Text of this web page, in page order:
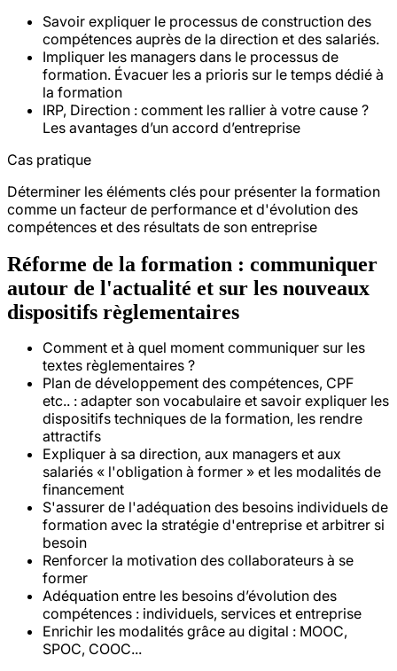
Savoir expliquer le processus de construction des
compétences auprès de la direction et des salariés.
Impliquer les managers dans le processus de
formation. Évacuer les a prioris sur le temps dédié à
la formation
IRP, Direction : comment les rallier à votre cause ?
Les avantages d’un accord d’entreprise
Cas pratique
Déterminer les éléments clés pour présenter la formation
comme un facteur de performance et d'évolution des
compétences et des résultats de son entreprise
Réforme de la formation : communiquer
autour de l'actualité et sur les nouveaux
dispositifs règlementaires
Comment et à quel moment communiquer sur les
textes règlementaires ?
Plan de développement des compétences, CPF
etc.. : adapter son vocabulaire et savoir expliquer les
dispositifs techniques de la formation, les rendre
attractifs
Expliquer à sa direction, aux managers et aux
salariés « l'obligation à former » et les modalités de
financement
S'assurer de l'adéquation des besoins individuels de
formation avec la stratégie d'entreprise et arbitrer si
besoin
Renforcer la motivation des collaborateurs à se
former
Adéquation entre les besoins d’évolution des
compétences : individuels, services et entreprise
Enrichir les modalités grâce au digital : MOOC,
SPOC, COOC...